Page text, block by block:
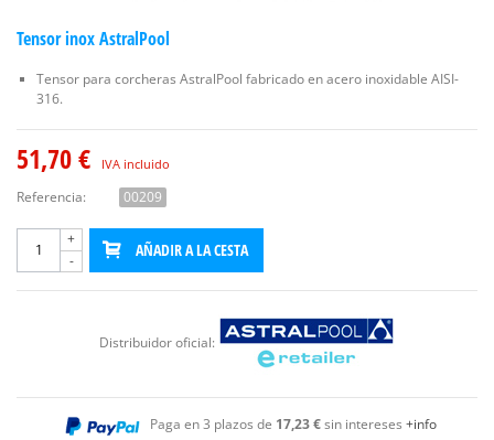
Tensor inox AstralPool
Tensor para corcheras AstralPool fabricado en acero inoxidable AISI-
316.
51,70 € IVA incluido
Referencia: 00209
-
+
AÑADIR A LA CESTA
Distribuidor oficial:
Paga en 3 plazos de 17,23 €sin intereses +info